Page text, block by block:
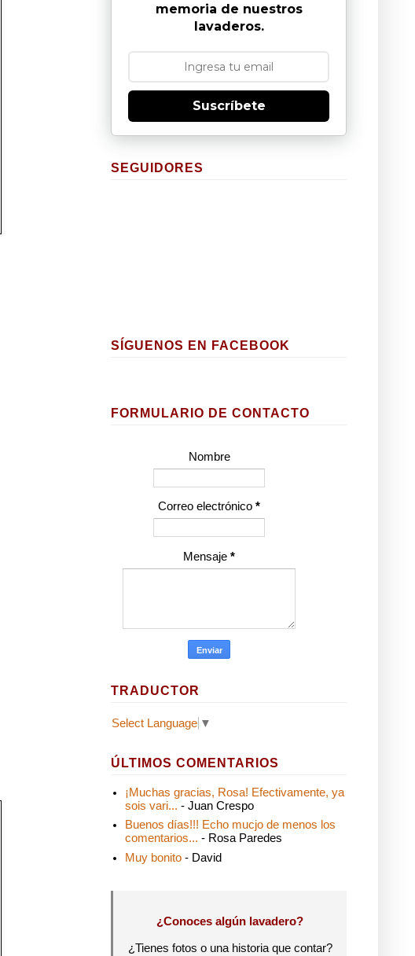
memoria de nuestros
lavaderos.
Suscríbete
SEGUIDORES
SÍGUENOS EN FACEBOOK
FORMULARIO DE CONTACTO
Nombre
Correo electrónico *
Mensaje *
TRADUCTOR
Select Language ▼
ÚLTIMOS COMENTARIOS
¡Muchas gracias, Rosa! Efectivamente, ya
sois vari... - Juan Crespo
Buenos días!!! Echo mucjo de menos los
comentarios... - Rosa Paredes
Muy bonito - David
¿Conoces algún lavadero?
¿Tienes fotos o una historia que contar?